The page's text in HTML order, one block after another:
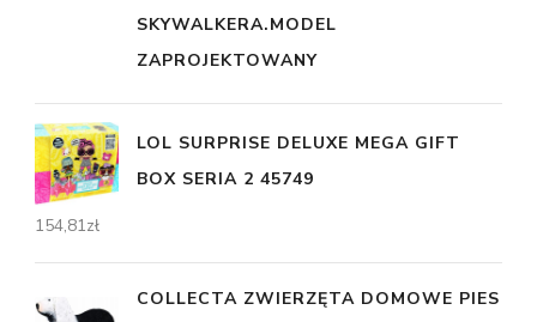
SKYWALKERA.MODEL
ZAPROJEKTOWANY
LOL SURPRISE DELUXE MEGA GIFT
BOX SERIA 2 45749
154,81zł
COLLECTA ZWIERZĘTA DOMOWE PIES